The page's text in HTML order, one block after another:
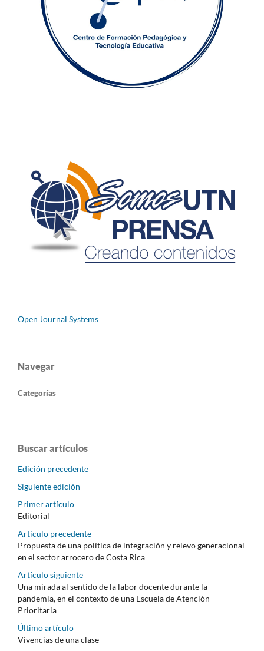
Open Journal Systems
Navegar
Categorías
Buscar artículos
Edición precedente
Siguiente edición
Primer artículo
Editorial
Artículo precedente
Propuesta de una política de integración y relevo generacional
en el sector arrocero de Costa Rica
Artículo siguiente
Una mirada al sentido de la labor docente durante la
pandemia, en el contexto de una Escuela de Atención
Prioritaria
Último artículo
Vivencias de una clase